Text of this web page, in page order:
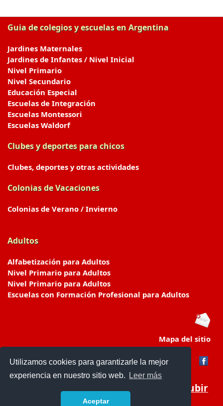
Utilizamos cookies para garantizarle la mejor
experiencia en nuestro sitio web.
Leer más
Aceptar
Guia de colegios y escuelas en Argentina
Jardines Maternales
Jardines de Infantes / Nivel Inicial
Nivel Primario
Nivel Secundario
Educación Especial
Escuelas de Integración
Escuelas Montessori
Escuelas Waldorf
Clubes y deportes para chicos
Clubes, deportes y otras actividades
Colonias de Vacaciones
Colonias de Verano / Invierno
Adultos
Alfabetización para Adultos
Nivel Primario para Adultos
Nivel Primario para Adultos
Escuelas con Formación Profesional para Adultos
Mapa del sitio
Subir